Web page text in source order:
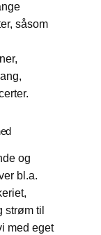
såsom
og
bl.a.
strøm til
med eget